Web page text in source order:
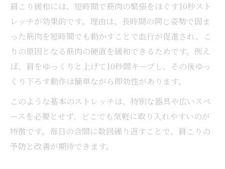
肩こりが進行する前に気づくチェックポイ
ント
首や肩の可動域で肩こりの重症度を判断す
る
肩こりセルフチェックの注意点と判断基準
ひどい肩こりの原因と緩和のコツを解説
ひどい肩こりの主な原因と緩和策を知ろう
肩こりが悪化する生活習慣と見直しポイン
ト
肩こり緩和には、短時間で筋肉の緊張をほぐす10秒スト
レッチが効果的です。理由は、長時間の同じ姿勢で固ま
った筋肉を短時間でも動かすことで血行が促進され、こ
りの原因となる筋肉の硬直を緩和できるためです。例え
ば、肩をゆっくりと上げて10秒間キープし、その後ゆっ
くり下ろす動作は簡単ながら即効性があります。
このような基本のストレッチは、特別な器具や広いスペ
ースを必要とせず、どこでも気軽に取り入れやすいのが
特徴です。毎日の合間に数回繰り返すことで、肩こりの
予防と改善が期待できます。